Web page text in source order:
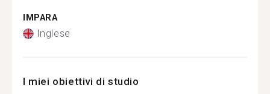
IMPARA
Inglese
I miei obiettivi di studio